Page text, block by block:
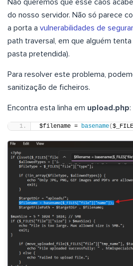
Não queremos que esse caos
do nosso servidor. Não só parece
a porta a vulnerabilidades de
path traversal, em que alguém
pasta pretendida).
Para resolver este problema,
sanitização de ficheiros.
Encontra esta linha em upload.php:
$filename = basename(